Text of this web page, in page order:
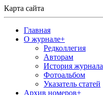
Карта сайта
Главная
О журнале+
Редколлегия
Авторам
История журнала
Фотоальбом
Указатель статей
Архив номеров+